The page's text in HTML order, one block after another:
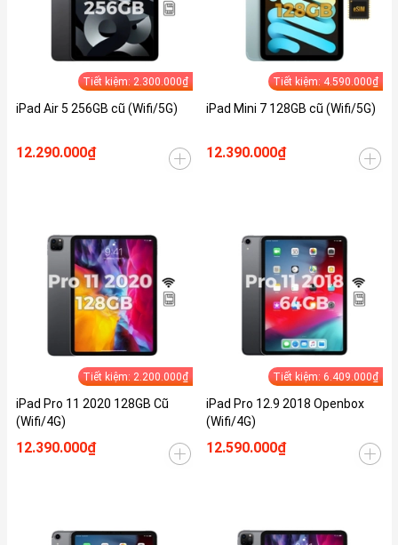
Tiết kiệm: 2.300.000₫
iPad Air 5 256GB cũ (Wifi/5G)
12.290.000₫
Tiết kiệm: 4.590.000₫
iPad Mini 7 128GB cũ (Wifi/5G)
12.390.000₫
Tiết kiệm: 2.200.000₫
iPad Pro 11 2020 128GB Cũ
(Wifi/4G)
12.390.000₫
Tiết kiệm: 6.409.000₫
iPad Pro 12.9 2018 Openbox
(Wifi/4G)
12.590.000₫